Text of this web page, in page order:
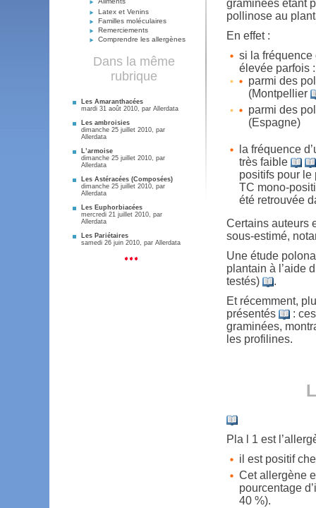
graminées étant
pollinose au
En effet :
si la fréquence
élevée parfois :
parmi des
(Montpellier
parmi des
(Espagne)
la fréquence
très faible
positifs pour le
TC mono-
été retrouvée
Certains auteurs
sous-estimé,
Une étude
plantain à l’aide
testés)
.
Et récemment,
présentés
: ces
graminées,
les profilines.
Pla l 1 est
il est positif
Cet allergène
pourcentage
40 %).
Latex et Venins
Familles moléculaires
Remerciements
Comprendre les allergènes
Dans la même
rubrique
Les Amaranthacées
mardi 31 août 2010, par Allerdata
Les ambroisies
dimanche 25 juillet 2010, par
Allerdata
L’armoise
dimanche 25 juillet 2010, par
Allerdata
Les Astéracées (Composées)
dimanche 25 juillet 2010, par
Allerdata
Les Euphorbiacées
mercredi 21 juillet 2010, par
Allerdata
Les Pariétaires
samedi 26 juin 2010, par Allerdata